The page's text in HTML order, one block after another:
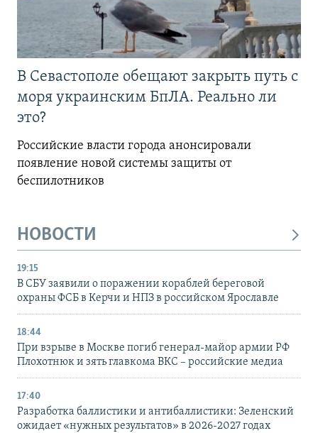
В Севастополе обещают закрыть путь с
моря украинским БпЛА. Реально ли
это?
Российские власти города анонсировали
появление новой системы защиты от
беспилотников
НОВОСТИ
19:15
В СБУ заявили о поражении кораблей береговой
охраны ФСБ в Керчи и НПЗ в российском Ярославле
18:44
При взрыве в Москве погиб генерал-майор армии РФ
Плохотнюк и зять главкома ВКС – российские медиа
17:40
Разработка баллистики и антибаллистики: Зеленский
ожидает «нужных результатов» в 2026-2027 годах